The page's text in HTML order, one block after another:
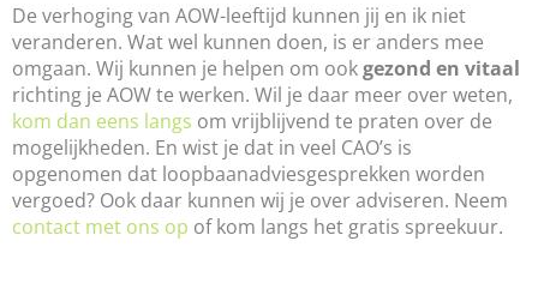
De verhoging van AOW-leeftijd kunnen jij en ik niet
veranderen. Wat wel kunnen doen, is er anders mee
omgaan. Wij kunnen je helpen om ookgezond en vitaal
richting je AOW te werken. Wil je daar meer over weten,
kom dan eens langs om vrijblijvend te praten over de
mogelijkheden. En wist je dat in veel CAO’s is
opgenomen dat loopbaanadviesgesprekken worden
vergoed? Ook daar kunnen wij je over adviseren. Neem
contact met ons op of kom langs het gratis spreekuur.